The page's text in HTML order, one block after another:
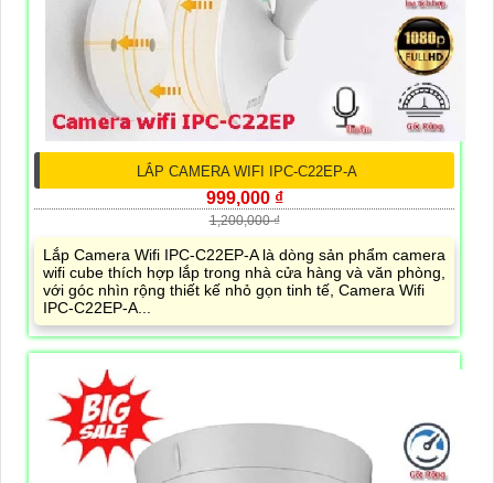
LẮP CAMERA WIFI IPC-C22EP-A
999,000 ₫
1,200,000 ₫
Lắp Camera Wifi IPC-C22EP-A là dòng sản phẩm camera
wifi cube thích hợp lắp trong nhà cửa hàng và văn phòng,
với góc nhìn rộng thiết kế nhỏ gọn tinh tế, Camera Wifi
IPC-C22EP-A...